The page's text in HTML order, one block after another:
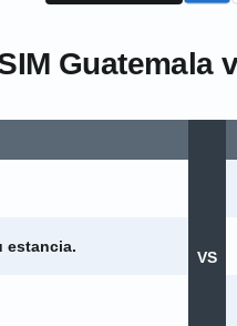
Guatemala
estancia.
VS